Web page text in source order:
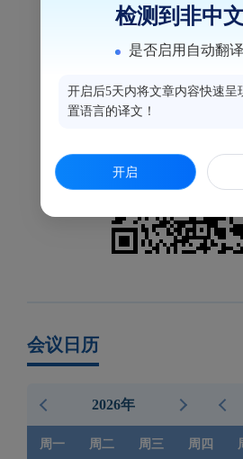
会议日历
2026年
周一 周二 周三 周四
检测到非中
是否启用自动翻
开启后5天内将文章内容快速呈
置语言的译文！
开启